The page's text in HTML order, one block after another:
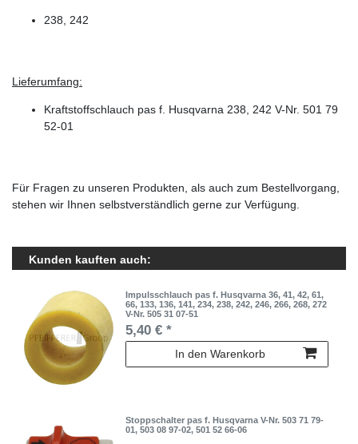
238, 242
Lieferumfang:
Kraftstoffschlauch pas f. Husqvarna 238, 242 V-Nr. 501 79
52-01
Für Fragen zu unseren Produkten, als auch zum Bestellvorgang,
stehen wir Ihnen selbstverständlich gerne zur Verfügung.
Kunden kauften auch:
Impulsschlauch pas f. Husqvarna 36, 41, 42, 61,
66, 133, 136, 141, 234, 238, 242, 246, 266, 268, 272
V-Nr. 505 31 07-51
5,40 € *
In den Warenkorb
Stoppschalter pas f. Husqvarna V-Nr. 503 71 79-
01, 503 08 97-02, 501 52 66-06